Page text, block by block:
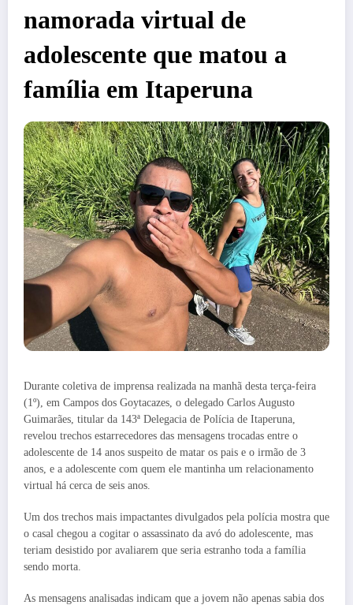
namorada virtual de
adolescente que matou a
família em Itaperuna
Durante coletiva de imprensa realizada na manhã desta terça-feira
(1º), em Campos dos Goytacazes, o delegado Carlos Augusto
Guimarães, titular da 143ª Delegacia de Polícia de Itaperuna,
revelou trechos estarrecedores das mensagens trocadas entre o
adolescente de 14 anos suspeito de matar os pais e o irmão de 3
anos, e a adolescente com quem ele mantinha um relacionamento
virtual há cerca de seis anos.
Um dos trechos mais impactantes divulgados pela polícia mostra que
o casal chegou a cogitar o assassinato da avó do adolescente, mas
teriam desistido por avaliarem que seria estranho toda a família
sendo morta.
As mensagens analisadas indicam que a jovem não apenas sabia dos